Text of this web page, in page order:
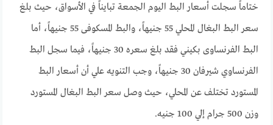
ختاماً سجلت أسعار البط اليوم الجمعة تبايناً في الأسواق، حيث بلغ
سعر البط البغال المحلي 55 جنيهاً، والبط المسكوفى 55 جنيهاً، أما
البط الفرنساوى بكيني فقد بلغ سعره 30 جنيهاً، فيما سجل البط
الفرنساوي شيرفان 30 جنيهاً، وجب التنويه علي أن أسعار البط
المستورد تختلف عن المحلي، حيث وصل سعر البط البغال المستورد
وزن 500 جرام إلي 100 جنيه.